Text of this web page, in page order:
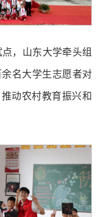
点，山东大学牵头组
名大学生志愿者对
动农村教育振兴和